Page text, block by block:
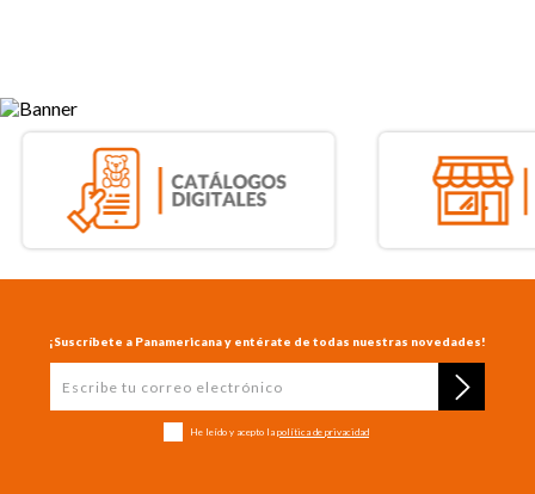
¡Suscríbete a Panamericana y entérate de todas nuestras novedades!
He leído y acepto la política de privacidad